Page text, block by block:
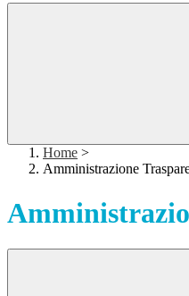
Home >
Amministrazione